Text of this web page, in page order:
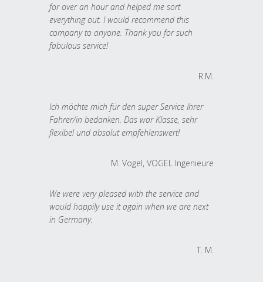
for over an hour and helped me sort
everything out. I would recommend this
company to anyone. Thank you for such
fabulous service!
R.M.
Ich möchte mich für den super Service Ihrer
Fahrer/in bedanken. Das war Klasse, sehr
flexibel und absolut empfehlenswert!
M. Vogel, VOGEL Ingenieure
We were very pleased with the service and
would happily use it again when we are next
in Germany.
T. M.